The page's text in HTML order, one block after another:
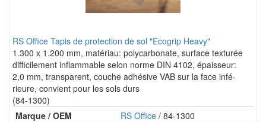
RS Office Tapis de protection de sol "Ecogrip Heavy"
1.300 x 1.200 mm, matériau: polycarbonate, surface texturée
difficilement inflammable selon norme DIN 4102, épaisseur:
2,0 mm, transparent, couche adhésive VAB sur la face infé-
rieure, convient pour les sols durs
(84-1300)
Marque / OEM
RS Office / 84-1300